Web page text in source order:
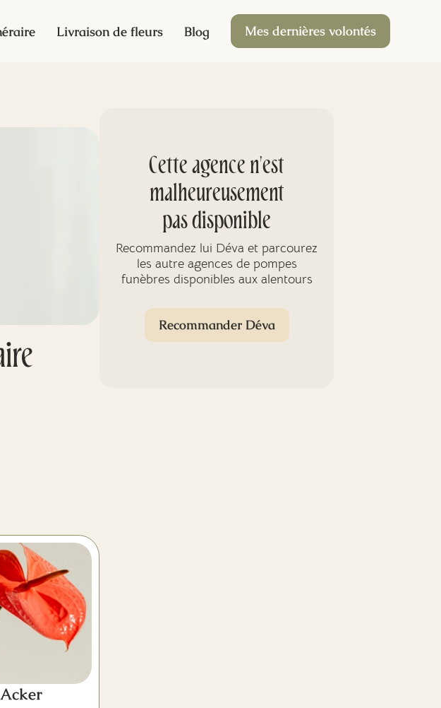
Livraison de fleurs Blog Mes dernières volontés
Cette agence n'est
malheureusement
pas disponible
Recommandez lui Déva et parcourez
les autre agences de pompes
funèbres disponibles aux alentours
Recommander Déva